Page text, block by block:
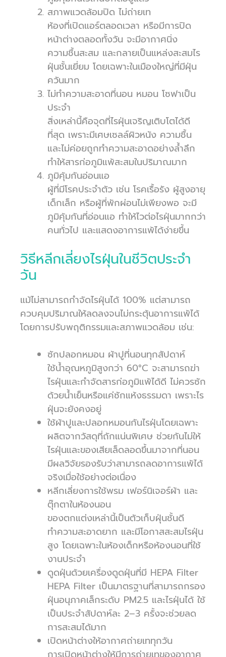
สภาพแวดล้อมปิด ไม่ถ่ายเท
ห้องที่เปิดแอร์ตลอดเวลา หรือมีการปิด
หน้าต่างตลอดทั้งวัน จะมีอากาศนิ่ง
ความชื้นสะสม และกลายเป็นแหล่งสะสมไร
ฝุ่นชั้นเยี่ยม โดยเฉพาะในเมืองใหญ่ที่มีฝุ่น
ควันมาก
ไม่ทำความสะอาดที่นอน หมอน โซฟาเป็น
ประจำ
สิ่งเหล่านี้คือจุดที่ไรฝุ่นเจริญเติบโตได้ดี
ที่สุด เพราะมีเศษเซลล์ผิวหนัง ความชื้น
และไม่ค่อยถูกทำความสะอาดอย่างล้ำลึก
ทำให้สารก่อภูมิแพ้สะสมในปริมาณมาก
ภูมิคุ้มกันอ่อนแอ
ผู้ที่มีโรคประจำตัว เช่น โรคเรื้อรัง ผู้สูงอายุ
เด็กเล็ก หรือผู้ที่พักผ่อนไม่เพียงพอ จะมี
ภูมิคุ้มกันที่อ่อนแอ ทำให้ไวต่อไรฝุ่นมากกว่า
คนทั่วไป และแสดงอาการแพ้ได้ง่ายขึ้น
วิธีหลีกเลี่ยงไรฝุ่นในชีวิตประจำ
วัน
แม้ไม่สามารถกำจัดไรฝุ่นได้ 100% แต่สามารถ
ควบคุมปริมาณให้ลดลงจนไม่กระตุ้นอาการแพ้ได้
โดยการปรับพฤติกรรมและสภาพแวดล้อม เช่น:
ซักปลอกหมอน ผ้าปูที่นอนทุกสัปดาห์
ใช้น้ำอุณหภูมิสูงกว่า 60°C จะสามารถฆ่า
ไรฝุ่นและกำจัดสารก่อภูมิแพ้ได้ดี ไม่ควรซัก
ด้วยน้ำเย็นหรือแค่ซักแห้งธรรมดา เพราะไร
ฝุ่นจะยังคงอยู่
ใช้ผ้าปูและปลอกหมอนกันไรฝุ่นโดยเฉพาะ
ผลิตจากวัสดุที่ถักแน่นพิเศษ ช่วยกันไม่ให้
ไรฝุ่นและของเสียเล็ดลอดขึ้นมาจากที่นอน
มีผลวิจัยรองรับว่าสามารถลดอาการแพ้ได้
จริงเมื่อใช้อย่างต่อเนื่อง
หลีกเลี่ยงการใช้พรม เฟอร์นิเจอร์ผ้า และ
ตุ๊กตาในห้องนอน
ของตกแต่งเหล่านี้เป็นตัวเก็บฝุ่นชั้นดี
ทำความสะอาดยาก และมีโอกาสสะสมไรฝุ่น
สูง โดยเฉพาะในห้องเด็กหรือห้องนอนที่ใช้
งานประจำ
ดูดฝุ่นด้วยเครื่องดูดฝุ่นที่มี HEPA Filter
HEPA Filter เป็นมาตรฐานที่สามารถกรอง
ฝุ่นอนุภาคเล็กระดับ PM2.5 และไรฝุ่นได้ ใช้
เป็นประจำสัปดาห์ละ 2–3 ครั้งจะช่วยลด
การสะสมได้มาก
เปิดหน้าต่างให้อากาศถ่ายเททุกวัน